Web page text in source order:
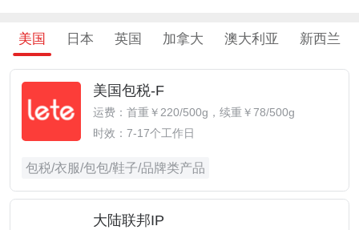
美国 日本 英国 加拿大 澳大利亚 新西兰
美国包税-F
运费：首重￥220/500g，续重￥78/500g
时效：7-17个工作日
包税/衣服/包包/鞋子/品牌类产品
大陆联邦IP